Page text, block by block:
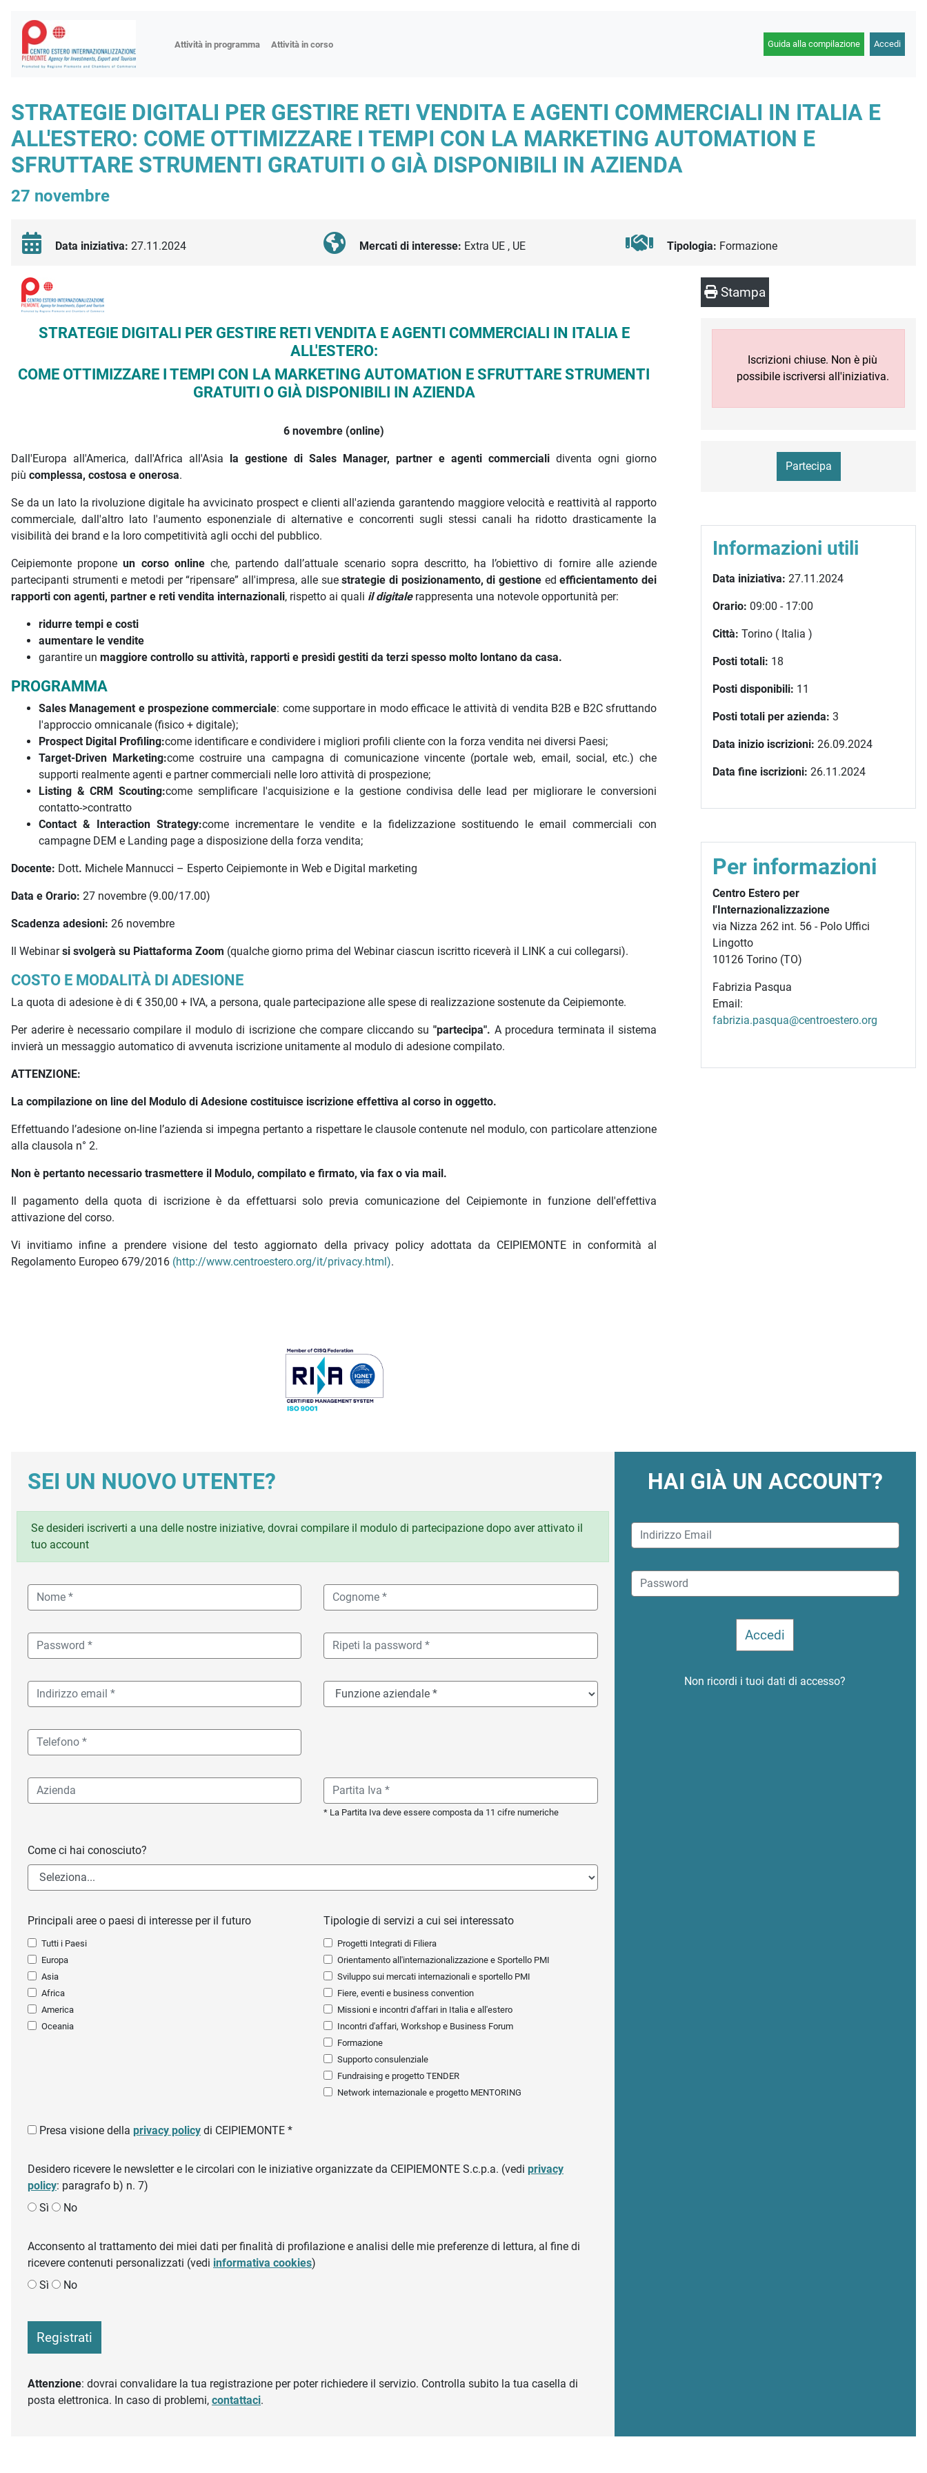
Attività in programma Attività in corso
Fiere
Workshop
Incontri di approfondimento
Focus tematici
Guida alla compilazione Accedi
STRATEGIE DIGITALI PER GESTIRE RETI VENDITA E AGENTI COMMERCIALI IN ITALIA E
ALL'ESTERO: COME OTTIMIZZARE I TEMPI CON LA MARKETING AUTOMATION E
SFRUTTARE STRUMENTI GRATUITI O GIÀ DISPONIBILI IN AZIENDA
27 novembre
Data iniziativa: 27.11.2024 Mercati di interesse: Extra UE , UE Tipologia: Formazione
Descrizione iniziativa
STRATEGIE DIGITALI PER GESTIRE RETI VENDITA E AGENTI COMMERCIALI IN ITALIA E
ALL'ESTERO:
COME OTTIMIZZARE I TEMPI CON LA MARKETING AUTOMATION E SFRUTTARE STRUMENTI
GRATUITI O GIÀ DISPONIBILI IN AZIENDA
6 novembre (online)
Dall'Europa all'America, dall'Africa all'Asia la gestione di Sales Manager, partner e agenti commerciali diventa ogni giorno
più complessa, costosa e onerosa.
Se da un lato la rivoluzione digitale ha avvicinato prospect e clienti all'azienda garantendo maggiore velocità e reattività al rapporto
commerciale, dall'altro lato l'aumento esponenziale di alternative e concorrenti sugli stessi canali ha ridotto drasticamente la
visibilità dei brand e la loro competitività agli occhi del pubblico.
Ceipiemonte proponeun corso onlineche, partendo dall’attuale scenario sopra descritto, ha l’obiettivo di fornire alle aziende
partecipanti strumenti e metodi per “ripensare” all'impresa, alle suestrategie di posizionamento, di gestioneedefficientamento dei
rapporti con agenti, partner e reti vendita internazionali, rispetto ai quali il digitalerappresenta una notevole opportunità per:
ridurre tempi e costi
aumentare le vendite
garantire un maggiore controllo su attività, rapporti e presìdi gestiti da terzi spesso molto lontano da casa.
PROGRAMMA
Sales Management e prospezione commerciale: come supportare in modo efficace le attività di vendita B2B e B2C sfruttando
l'approccio omnicanale (fisico + digitale);
Prospect Digital Profiling:come identificare e condividere i migliori profili cliente con la forza vendita nei diversi Paesi;
Target-Driven Marketing:come costruire una campagna di comunicazione vincente (portale web, email, social, etc.) che
supporti realmente agenti e partner commerciali nelle loro attività di prospezione;
Listing & CRM Scouting:come semplificare l'acquisizione e la gestione condivisa delle lead per migliorare le conversioni
contatto->contratto
Contact & Interaction Strategy:come incrementare le vendite e la fidelizzazione sostituendo le email commerciali con
campagne DEM e Landing page a disposizione della forza vendita;
Docente: Dott. Michele Mannucci – Esperto Ceipiemonte in Web e Digital marketing
Data e Orario: 27 novembre (9.00/17.00)
Scadenza adesioni: 26 novembre
Il Webinarsi svolgerà su Piattaforma Zoom (qualche giorno prima del Webinar ciascun iscritto riceverà il LINK a cui collegarsi).
COSTO E MODALITÀ DI ADESIONE
La quota di adesione è di € 350,00 + IVA, a persona, quale partecipazione alle spese di realizzazione sostenute da Ceipiemonte.
Per aderire è necessario compilare il modulo di iscrizione che compare cliccando su "partecipa". A procedura terminata il sistema
invierà un messaggio automatico di avvenuta iscrizione unitamente al modulo di adesione compilato.
ATTENZIONE:
La compilazione on line del Modulo di Adesione costituisce iscrizione effettiva al corso in oggetto.
Effettuando l’adesione on-line l’azienda si impegna pertanto a rispettare le clausole contenute nel modulo, con particolare attenzione
alla clausola n° 2.
Non è pertanto necessario trasmettere il Modulo, compilato e firmato, via fax o via mail.
Il pagamento della quota di iscrizione è da effettuarsi solo previa comunicazione del Ceipiemonte in funzione dell'effettiva
attivazione del corso.
Vi invitiamo infine a prendere visione del testo aggiornato della privacy policy adottata da CEIPIEMONTE in conformità al
Regolamento Europeo 679/2016 (http://www.centroestero.org/it/privacy.html).
Stampa
Iscrizioni chiuse. Non è più
possibile iscriversi all'iniziativa.
Partecipa
Informazioni utili
Data iniziativa: 27.11.2024
Orario: 09:00 - 17:00
Città: Torino ( Italia )
Posti totali: 18
Posti disponibili: 11
Posti totali per azienda: 3
Data inizio iscrizioni: 26.09.2024
Data fine iscrizioni: 26.11.2024
Per informazioni
Centro Estero per
l'Internazionalizzazione
via Nizza 262 int. 56 - Polo Uffici
Lingotto
10126 Torino (TO)
Fabrizia Pasqua
Email:
fabrizia.pasqua@centroestero.org
SEI UN NUOVO UTENTE?
Se desideri iscriverti a una delle nostre iniziative, dovrai compilare il modulo di partecipazione dopo aver attivato il
tuo account
* La Partita Iva deve essere composta da 11 cifre numeriche
Come ci hai conosciuto?
Principali aree o paesi di interesse per il futuro
Tutti i Paesi
Europa
Asia
Africa
America
Oceania
Tipologie di servizi a cui sei interessato
Progetti Integrati di Filiera
Orientamento all'internazionalizzazione e Sportello PMI
Sviluppo sui mercati internazionali e sportello PMI
Fiere, eventi e business convention
Missioni e incontri d'affari in Italia e all'estero
Incontri d'affari, Workshop e Business Forum
Formazione
Supporto consulenziale
Fundraising e progetto TENDER
Network internazionale e progetto MENTORING
Presa visione della privacy policy di CEIPIEMONTE *
Desidero ricevere le newsletter e le circolari con le iniziative organizzate da CEIPIEMONTE S.c.p.a. (vedi privacy
policy: paragrafo b) n. 7)
Sì
No
Acconsento al trattamento dei miei dati per finalità di profilazione e analisi delle mie preferenze di lettura, al fine di
ricevere contenuti personalizzati (vedi informativa cookies)
Sì
No
Registrati
Attenzione: dovrai convalidare la tua registrazione per poter richiedere il servizio. Controlla subito la tua casella di
posta elettronica. In caso di problemi, contattaci.
HAI GIÀ UN ACCOUNT?
Non ricordi i tuoi dati di accesso?